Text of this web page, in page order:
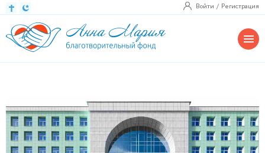
Войти Регистрация